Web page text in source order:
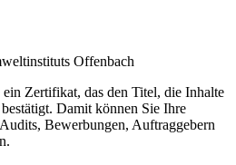
Offenbach
Zertifikat, das den Titel, die Inhalte
Damit können Sie Ihre
Bewerbungen, Auftraggebern